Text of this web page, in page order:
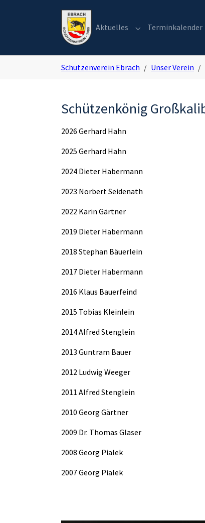
Aktuelles Submenu for
Terminkalender
Schützenverein Ebrach Unser Verein
Schützenkönig
2026 Gerhard Hahn
2025 Gerhard Hahn
2024 Dieter Habermann
2023 Norbert Seidenath
2022 Karin Gärtner
2019 Dieter Habermann
2018 Stephan Bäuerlein
2017 Dieter Habermann
2016 Klaus Bauerfeind
2015 Tobias Kleinlein
2014 Alfred Stenglein
2013 Guntram Bauer
2012 Ludwig Weeger
2011 Alfred Stenglein
2010 Georg Gärtner
2009 Dr. Thomas Glaser
2008 Georg Pialek
2007 Georg Pialek